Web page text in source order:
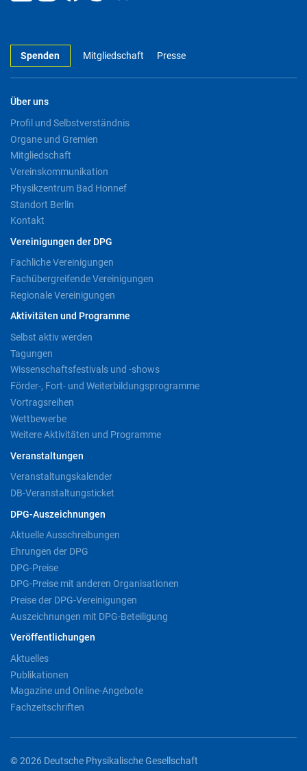
Spenden Mitgliedschaft Presse
Über uns
Profil und Selbstverständnis
Organe und Gremien
Mitgliedschaft
Vereinskommunikation
Physikzentrum Bad Honnef
Standort Berlin
Kontakt
Vereinigungen der DPG
Fachliche Vereinigungen
Fachübergreifende Vereinigungen
Regionale Vereinigungen
Aktivitäten und Programme
Selbst aktiv werden
Tagungen
Wissenschaftsfestivals und -shows
Förder-, Fort- und Weiterbildungsprogramme
Vortragsreihen
Wettbewerbe
Weitere Aktivitäten und Programme
Veranstaltungen
Veranstaltungskalender
DB-Veranstaltungsticket
DPG-Auszeichnungen
Aktuelle Ausschreibungen
Ehrungen der DPG
DPG-Preise
DPG-Preise mit anderen Organisationen
Preise der DPG-Vereinigungen
Auszeichnungen mit DPG-Beteiligung
Veröffentlichungen
Aktuelles
Publikationen
Magazine und Online-Angebote
Fachzeitschriften
© 2026 Deutsche Physikalische Gesellschaft